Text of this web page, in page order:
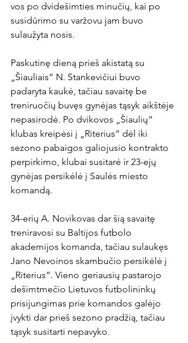
vos po dvidešimties minučių, kai po
susidūrimo su varžovu jam buvo
sulaužyta nosis.
Paskutinę dieną prieš akistatą su
„Šiauliais“ N. Stankevičiui buvo
padaryta kaukė, tačiau savaitę be
treniruočių buvęs gynėjas tąsyk aikštėje
nepasirodė. Po dvikovos „Šiaulių“
klubas kreipėsi į „Riterius“ dėl iki
sezono pabaigos galiojusio kontrakto
perpirkimo, klubai susitarė ir 23-ejų
gynėjas persikėlė į Saulės miesto
komandą.
34-erių A. Novikovas dar šią savaitę
treniravosi su Baltijos futbolo
akademijos komanda, tačiau sulaukęs
Jano Nevoinos skambučio persikėlė į
„Riterius“. Vieno geriausių pastarojo
dešimtmečio Lietuvos futbolininkų
prisijungimas prie komandos galėjo
įvykti dar prieš sezono pradžią, tačiau
tąsyk susitarti nepavyko.